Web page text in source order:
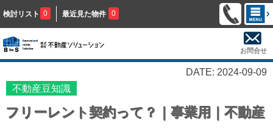
検討リスト 0 最近見た物件 0
お問合せ
DATE: 2024-09-09
不動産豆知識
フリーレント契約って？｜事業用｜不動産